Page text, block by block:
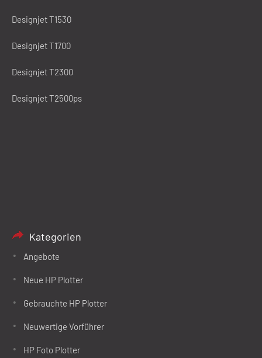
Designjet T1530
Designjet T1700
Designjet T2300
Designjet T2500ps
Kategorien
Angebote
Neue HP Plotter
Gebrauchte HP Plotter
Neuwertige Vorführer
HP Foto Plotter